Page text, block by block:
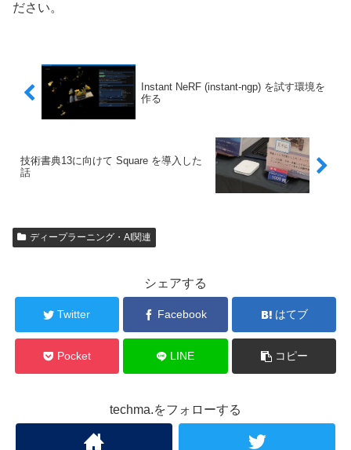
ださい。
Instant NeRF (instant-ngp) を試す環境を
作る
技術書典13に向けて Square を導入した
話
ディープラーニング・AI関連
シェアする
Twitter Facebook はてブ
Pocket LINE コピー
techma.をフォローする